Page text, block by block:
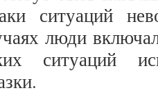
ситуаций
люди
ситуаций